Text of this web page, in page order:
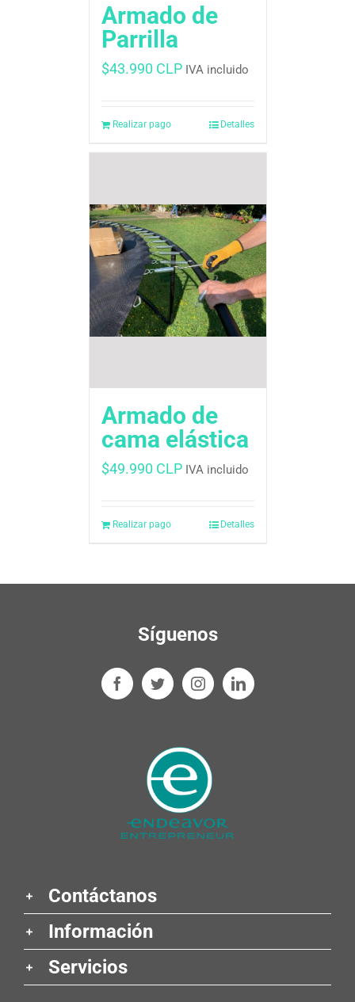
Armado de
Parrilla
$43.990 CLP IVA incluido
Realizar pago Detalles
Armado de
cama elástica
$49.990 CLP IVA incluido
Realizar pago Detalles
Síguenos
Contáctanos
Información
Servicios